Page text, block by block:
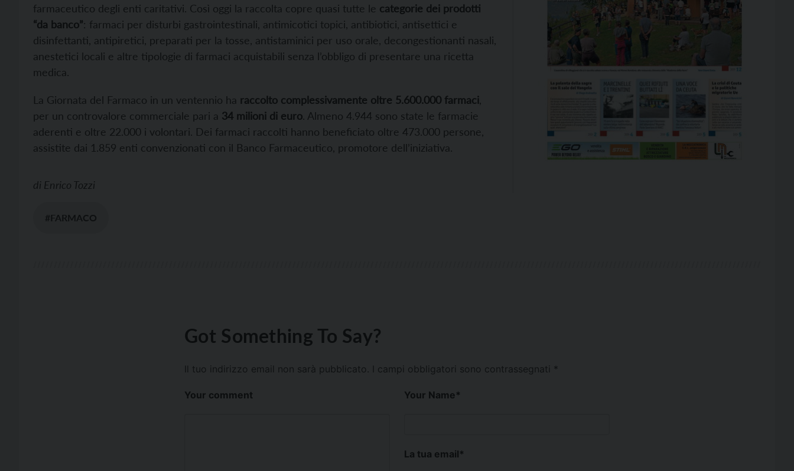
farmaceutico degli enti caritativi. Così oggi la raccolta copre quasi tutte le categorie dei prodotti
“da banco”: farmaci per disturbi gastrointestinali, antimicotici topici, antibiotici, antisettici e
disinfettanti, antipiretici, preparati per la tosse, antistaminici per uso orale, decongestionanti nasali,
anestetici locali e altre tipologie di farmaci acquistabili senza l’obbligo di presentare una ricetta
medica.
La Giornata del Farmaco in un ventennio ha raccolto complessivamente oltre 5.600.000 farmaci
per un controvalore commerciale pari a 34 milioni di euro. Almeno 4.944 sono state le farmacie
aderenti e oltre 22.000 i volontari. Dei farmaci raccolti hanno beneficiato oltre 473.000 persone,
assistite dai 1.859 enti convenzionati con il Banco Farmaceutico, promotore dell’iniziativa.
di Enrico Tozzi
#FARMACO
Got Something To Say?
Il tuo indirizzo email non sarà pubblicato. I campi obbligatori sono contrassegnati *
Your comment Your Name*
La tua email*